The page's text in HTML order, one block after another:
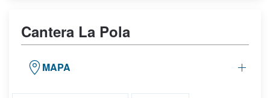
Cantera La Pola
MAPA